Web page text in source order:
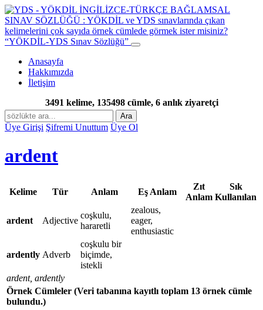
“YÖKDİL-YDS Sınav Sözlüğü”
Anasayfa
Hakkımızda
İletişim
3491 kelime, 135498 cümle, 6 anlık ziyaretçi
Ara
Üye Girişi Şifremi Unuttum Üye Ol
ardent
Kelime Tür Anlam Eş Anlam
Zıt
Anlam
Sık
Kullanılan
ardent Adjective
coşkulu,
hararetli
zealous,
eager,
enthusiastic
ardently Adverb
coşkulu bir
biçimde,
istekli
ardent, ardently
Örnek Cümleler (Veri tabanına kayıtlı toplam 13 örnek cümle
bulundu.)